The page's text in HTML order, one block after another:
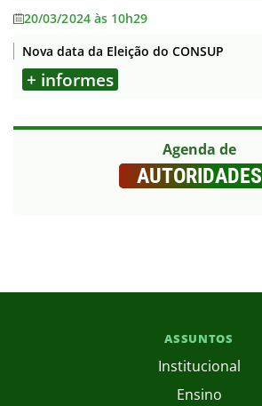
20/03/2024 às 10h29
Nova data da Eleição do CONSUP
+ informes
Agenda de
AUTORIDADES
ASSUNTOS
Institucional
Ensino